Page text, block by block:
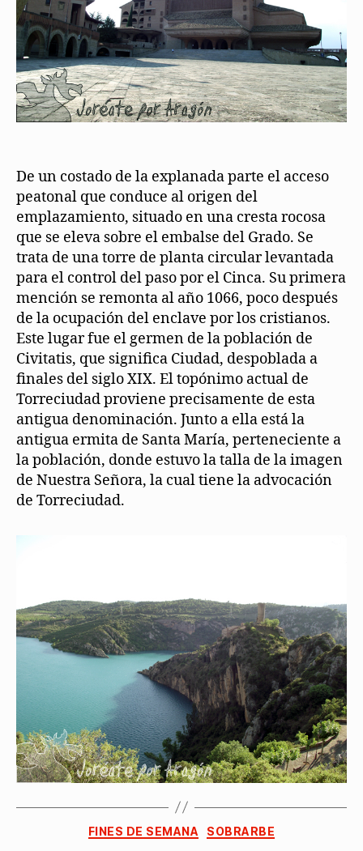
De un costado de la explanada parte el acceso
peatonal que conduce al origen del
emplazamiento, situado en una cresta rocosa
que se eleva sobre el embalse del Grado. Se
trata de una torre de planta circular levantada
para el control del paso por el Cinca. Su primera
mención se remonta al año 1066, poco después
de la ocupación del enclave por los cristianos.
Este lugar fue el germen de la población de
Civitatis, que significa Ciudad, despoblada a
finales del siglo XIX. El topónimo actual de
Torreciudad proviene precisamente de esta
antigua denominación. Junto a ella está la
antigua ermita de Santa María, perteneciente a
la población, donde estuvo la talla de la imagen
de Nuestra Señora, la cual tiene la advocación
de Torreciudad.
FINES DE SEMANA SOBRARBE